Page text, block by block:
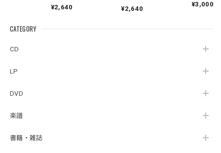
CATEGORY
CD
LP
DVD
楽譜
書籍・雑誌
Pontoriero『POLENT
la Ribera』
¥2,640
Cuartoelemento『Cu
（007RECORDS-27）
¥2,640
¥3,000